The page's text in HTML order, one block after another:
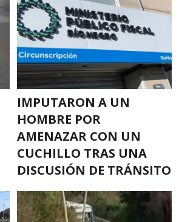
IMPUTARON A UN
HOMBRE POR
AMENAZAR CON UN
CUCHILLO TRAS UNA
DISCUSIÓN DE TRÁNSITO